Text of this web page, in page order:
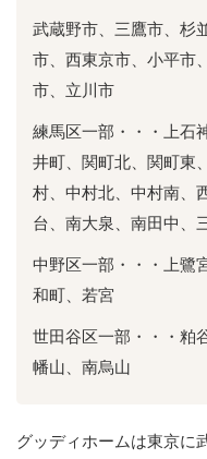
武蔵野市、三鷹市、杉
市、西東京市、小平市
市、立川市
練馬区一部・・・上石
井町、関町北、関町東
村、中村北、中村南、
台、南大泉、南田中、
中野区一部・・・上鷺
和町、若宮
世田谷区一部・・・粕
幡山、南烏山
グッディホームは東京に